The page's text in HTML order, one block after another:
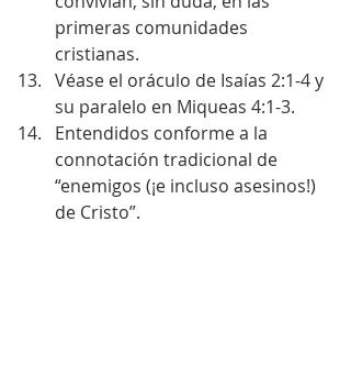
primeras comunidades
cristianas.
Véase el oráculo de Isaías 2:1-4 y
su paralelo en Miqueas 4:1-3.
Entendidos conforme a la
connotación tradicional de
“enemigos (¡e incluso asesinos!)
de Cristo”.